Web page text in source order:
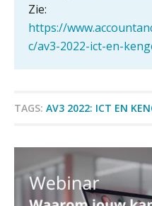
Zie:
https://
c/av3-2022-ict-en-
TAGS: AV3 2022: ICT EN
Accountant Agri &
aaff
BonsenReuling
Zelfstandig Assistent
Samenstelpraktijk
PIA Group